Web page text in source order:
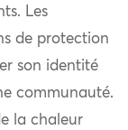
Les
de protection
son identité
communauté.
la chaleur